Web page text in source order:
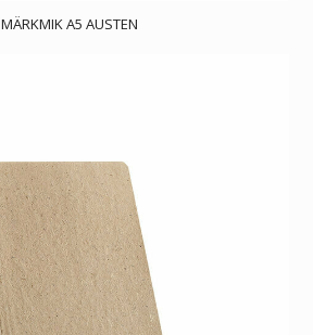
MÄRKMIK A5 AUSTEN